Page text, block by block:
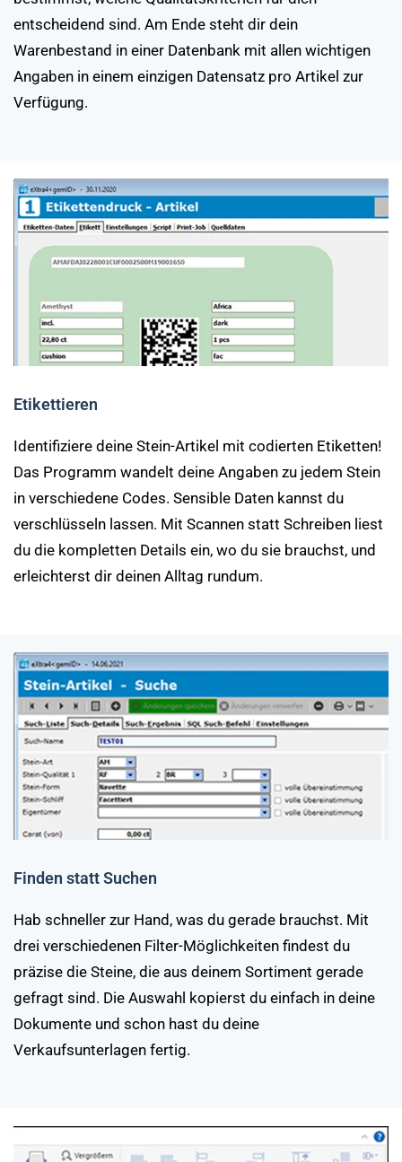
entscheidend sind. Am Ende steht dir dein
Warenbestand in einer Datenbank mit allen wichtigen
Angaben in einem einzigen Datensatz pro Artikel zur
Verfügung.
Etikettieren
Identifiziere deine Stein-Artikel mit codierten Etiketten!
Das Programm wandelt deine Angaben zu jedem Stein
in verschiedene Codes. Sensible Daten kannst du
verschlüsseln lassen. Mit Scannen statt Schreiben liest
du die kompletten Details ein, wo du sie brauchst, und
erleichterst dir deinen Alltag rundum.
Finden statt Suchen
Hab schneller zur Hand, was du gerade brauchst. Mit
drei verschiedenen Filter-Möglichkeiten findest du
präzise die Steine, die aus deinem Sortiment gerade
gefragt sind. Die Auswahl kopierst du einfach in deine
Dokumente und schon hast du deine
Verkaufsunterlagen fertig.